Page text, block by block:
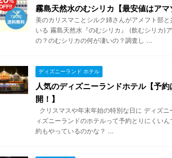
霧島天然水のむシリカ【最安値はア
美のカリスマことシルク姉さんがアメフト部
いる 霧島天然水『のむシリカ』 (飲むシリカ)
の？のむシリカの何が凄いの？調査し ...
ディズニーランド ホテル
人気のディズニーランドホテル【予
開！】
クリスマスや年末年始の特別な日に ディズ
ィズニーランドのホテルって予約とりにくい
約もやっているのかな？ ...